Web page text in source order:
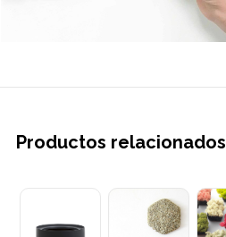
Productos relacionados